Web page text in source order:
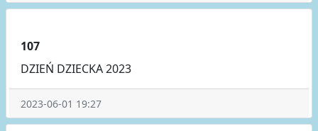
107
DZIEŃ DZIECKA 2023
2023-06-01 19:27